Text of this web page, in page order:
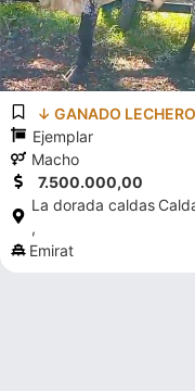
↓ GANADO LECHERO
Ejemplar
Macho
7.500.000,00
La dorada caldas
,
Emirat